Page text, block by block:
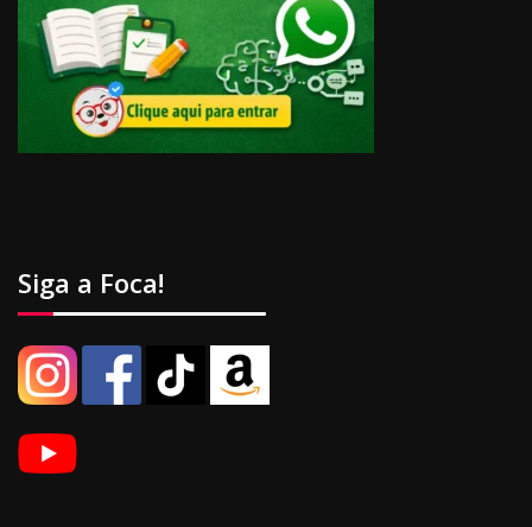
Siga a Foca!